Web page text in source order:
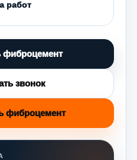
работ
фиброцемент
звонок
фиброцемент